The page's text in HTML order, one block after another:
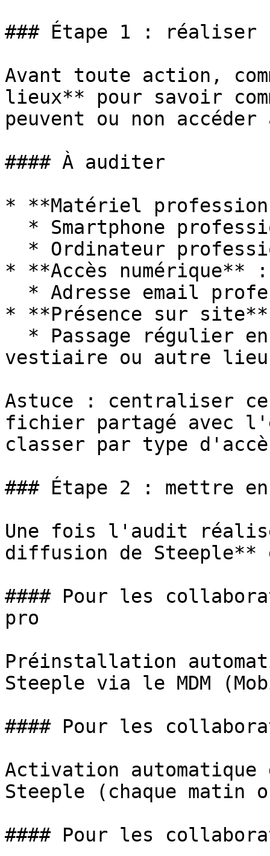
### Étape 1 :
Avant toute action,
lieux** pour savoir
peuvent ou non
#### À auditer
* **Matériel
* **Accès numérique** :
* **Présence sur
vestiaire ou autre lieu
Astuce : centraliser
fichier partagé avec
classer par type
### Étape 2 : mettre
Une fois l'audit
diffusion de
#### Pour les
pro
Préinstallation
Steeple via le MDM
#### Pour les
Activation
Steeple (chaque matin
#### Pour les